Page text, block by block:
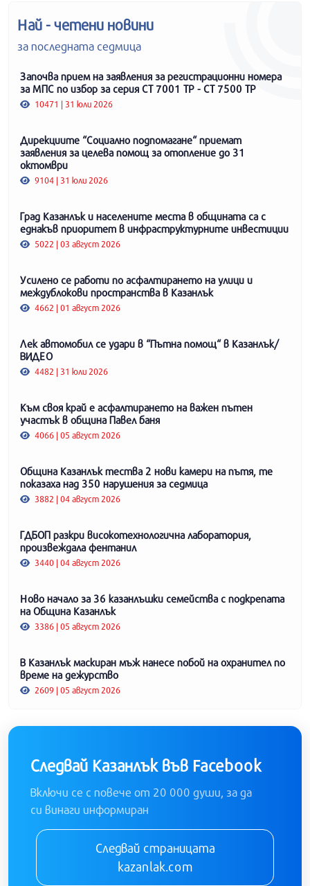
Най - четени новини
за последната седмица
Започва прием на заявления за регистрационни номера
за МПС по избор за серия СТ 7001 ТР - СТ 7500 ТР
10471 | 31 юли 2026
Дирекциите “Социално подпомагане“ приемат
заявления за целева помощ за отопление до 31
октомври
9104 | 31 юли 2026
Град Казанлък и населените места в общината са с
еднакъв приоритет в инфраструктурните инвестиции
5022 | 03 август 2026
Усилено се работи по асфалтирането на улици и
междублокови пространства в Казанлък
4662 | 01 август 2026
Лек автомобил се удари в “Пътна помощ“ в Казанлък/
ВИДЕО
4482 | 31 юли 2026
Към своя край е асфалтирането на важен пътен
участък в община Павел баня
4066 | 05 август 2026
Община Казанлък тества 2 нови камери на пътя, те
показаха над 350 нарушения за седмица
3882 | 04 август 2026
ГДБОП разкри високотехнологична лаборатория,
произвеждала фентанил
3440 | 04 август 2026
Ново начало за 36 казанлъшки семейства с подкрепата
на Община Казанлък
3386 | 05 август 2026
В Казанлък маскиран мъж нанесе побой на охранител по
време на дежурство
2609 | 05 август 2026
Следвай Казанлък във Facebook
Включи се с повече от 20 000 души, за да
си винаги информиран
Следвай страницата
kazanlak.com